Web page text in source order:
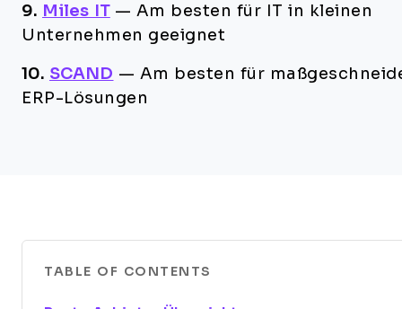
9. Miles IT — Am besten für IT in kleinen
Unternehmen geeignet
10. SCAND — Am besten für
ERP-Lösungen
TABLE OF CONTENTS